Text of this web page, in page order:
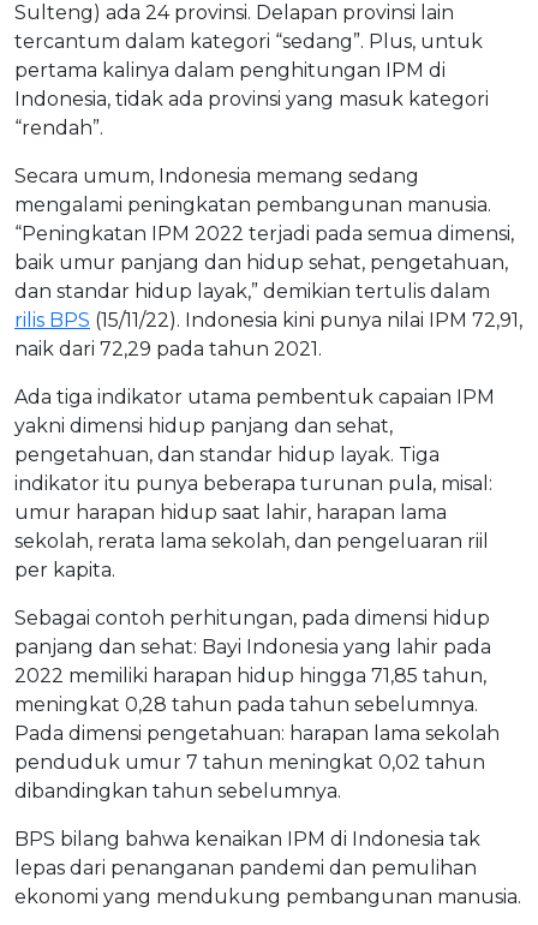
Sulteng) ada 24 provinsi. Delapan provinsi lain
tercantum dalam kategori “sedang”. Plus, untuk
pertama kalinya dalam penghitungan IPM di
Indonesia, tidak ada provinsi yang masuk kategori
“rendah”.
Secara umum, Indonesia memang sedang
mengalami peningkatan pembangunan manusia.
“Peningkatan IPM 2022 terjadi pada semua dimensi,
baik umur panjang dan hidup sehat, pengetahuan,
dan standar hidup layak,” demikian tertulis dalam
rilis BPS (15/11/22). Indonesia kini punya nilai IPM 72,91,
naik dari 72,29 pada tahun 2021.
Ada tiga indikator utama pembentuk capaian IPM
yakni dimensi hidup panjang dan sehat,
pengetahuan, dan standar hidup layak. Tiga
indikator itu punya beberapa turunan pula, misal:
umur harapan hidup saat lahir, harapan lama
sekolah, rerata lama sekolah, dan pengeluaran riil
per kapita.
Sebagai contoh perhitungan, pada dimensi hidup
panjang dan sehat: Bayi Indonesia yang lahir pada
2022 memiliki harapan hidup hingga 71,85 tahun,
meningkat 0,28 tahun pada tahun sebelumnya.
Pada dimensi pengetahuan: harapan lama sekolah
penduduk umur 7 tahun meningkat 0,02 tahun
dibandingkan tahun sebelumnya.
BPS bilang bahwa kenaikan IPM di Indonesia tak
lepas dari penanganan pandemi dan pemulihan
ekonomi yang mendukung pembangunan manusia.